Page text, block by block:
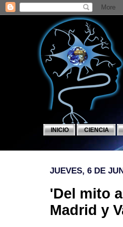
INICIO CIENCIA
JUEVES, 6 DE
'Del mito
Madrid y